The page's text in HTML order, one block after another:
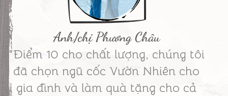
Anh/chị Phương Châu
"Điểm 10 cho chất lượng, chúng tôi
đã chọn ngũ cốc Vườn Nhiên cho
gia đình và làm quà tặng cho cả